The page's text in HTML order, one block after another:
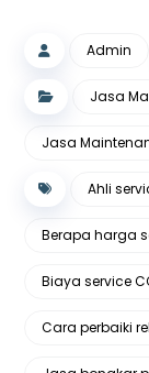
Admin
Jasa
Jasa
Ahli
Berapa harga
Biaya service
Cara perbaiki